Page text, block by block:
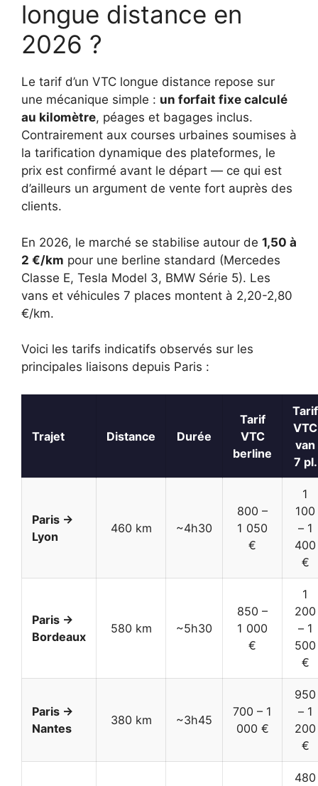
longue distance en
2026 ?
Le tarif d’un VTC longue distance repose sur
une mécanique simple : un forfait fixe calculé
au kilomètre, péages et bagages inclus.
Contrairement aux courses urbaines soumises à
la tarification dynamique des plateformes, le
prix est confirmé avant le départ — ce qui est
d’ailleurs un argument de vente fort auprès des
clients.
En 2026, le marché se stabilise autour de 1,50 à
2 €/km pour une berline standard (Mercedes
Classe E, Tesla Model 3, BMW Série 5). Les
vans et véhicules 7 places montent à 2,20-2,80
€/km.
Voici les tarifs indicatifs observés sur les
principales liaisons depuis Paris :
Trajet Distance Durée
Tarif
VTC
berline
Tarif
VTC
van
7 pl.
Paris →
Lyon
460 km ~4h30
800 –
1 050
€
1
100
– 1
400
€
Paris →
Bordeaux
580 km ~5h30
850 –
1 000
€
1
200
– 1
500
€
Paris →
Nantes
380 km ~3h45
700 – 1
000 €
950
– 1
200
€
480